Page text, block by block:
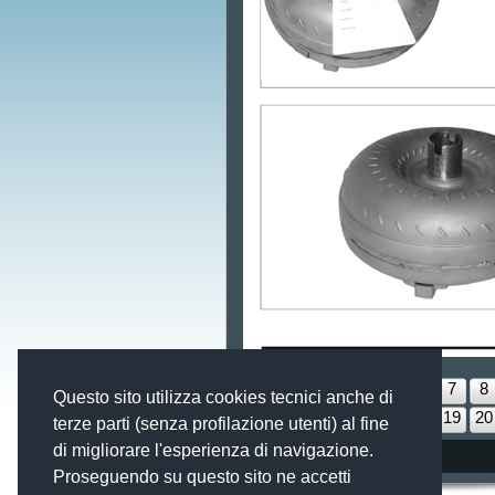
Questo sito utilizza cookies tecnici anche di
terze parti (senza profilazione utenti) al fine
di migliorare l'esperienza di navigazione.
Proseguendo su questo sito ne accetti
3 4 5 7
8
13
14 15 16 17 19 20
Convertitori